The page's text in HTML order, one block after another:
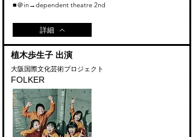
■＠in→dependent theatre 2nd
詳細
植木歩生子 出演
大阪国際文化芸術プロジェクト
FOLKER